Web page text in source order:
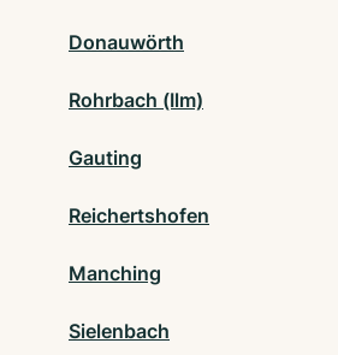
Donauwörth
Rohrbach (Ilm)
Gauting
Reichertshofen
Manching
Sielenbach